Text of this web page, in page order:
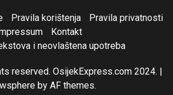
Pravila korištenja
Pravila privatnosti
Kontakt
i neovlaštena upotreba
reserved. OsijekExpress.com 2024. |
by AF themes.